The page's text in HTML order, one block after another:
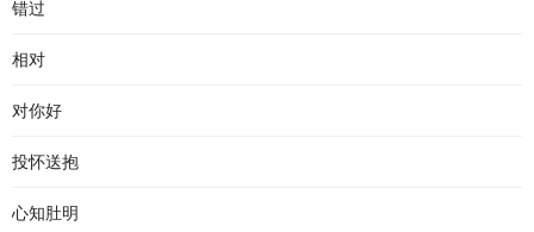
错过
相对
对你好
投怀送抱
心知肚明